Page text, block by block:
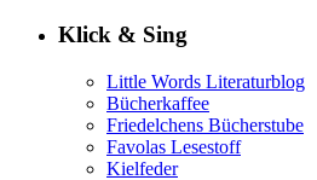
Klick & Sing
Little Words Literaturblog
Bücherkaffee
Friedelchens Bücherstube
Favolas Lesestoff
Kielfeder